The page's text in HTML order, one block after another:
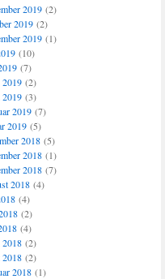
2019(2)
2019(2)
2019(1)
(10)
(7)
(2)
(3)
2019(7)
2019(5)
2018(5)
2018(1)
2018(7)
2018(4)
(4)
(2)
(4)
(2)
(2)
2018(1)